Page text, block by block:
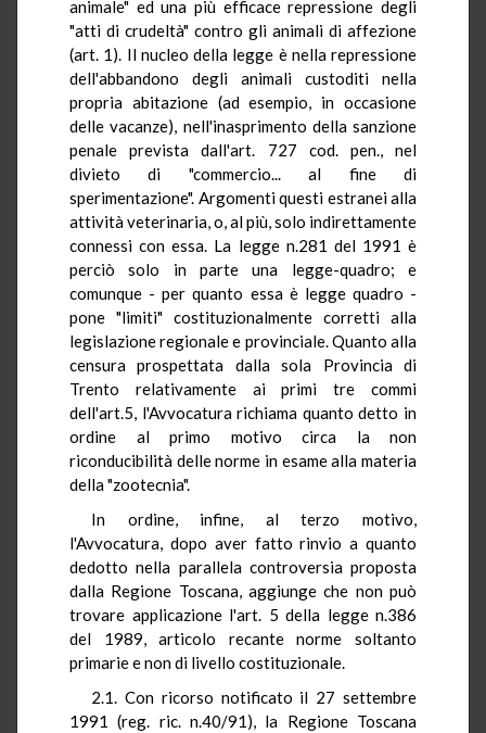
animale" ed una più efficace repressione degli
"atti di crudeltà" contro gli animali di affezione
(art. 1). Il nucleo della legge è nella repressione
dell'abbandono degli animali custoditi nella
propria abitazione (ad esempio, in occasione
delle vacanze), nell'inasprimento della sanzione
penale prevista dall'art. 727 cod. pen., nel
divieto di "commercio... al fine di
sperimentazione". Argomenti questi estranei alla
attività veterinaria, o, al più, solo indirettamente
connessi con essa. La legge n.281 del 1991 è
perciò solo in parte una legge-quadro; e
comunque - per quanto essa è legge quadro -
pone "limiti" costituzionalmente corretti alla
legislazione regionale e provinciale. Quanto alla
censura prospettata dalla sola Provincia di
Trento relativamente ai primi tre commi
dell'art.5, l'Avvocatura richiama quanto detto in
ordine al primo motivo circa la non
riconducibilità delle norme in esame alla materia
della "zootecnia".
In ordine, infine, al terzo motivo,
l'Avvocatura, dopo aver fatto rinvio a quanto
dedotto nella parallela controversia proposta
dalla Regione Toscana, aggiunge che non può
trovare applicazione l'art. 5 della legge n.386
del 1989, articolo recante norme soltanto
primarie e non di livello costituzionale.
2.1. Con ricorso notificato il 27 settembre
1991 (reg. ric. n.40/91), la Regione Toscana